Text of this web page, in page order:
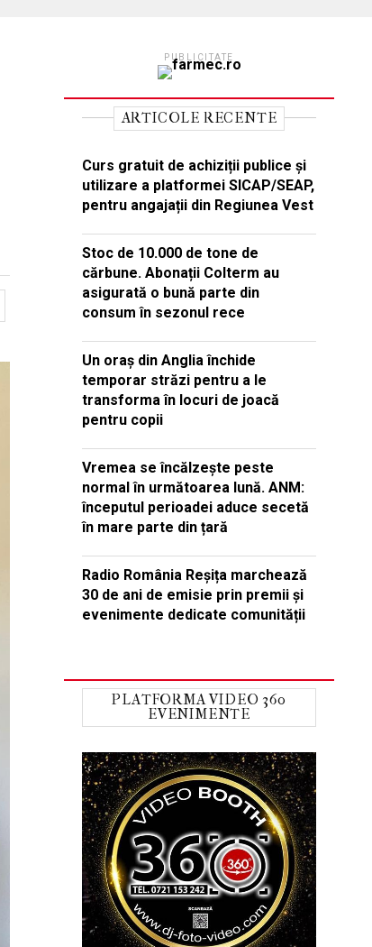
PUBLICITATE
ARTICOLE RECENTE
Curs gratuit de achiziții publice și
utilizare a platformei SICAP/SEAP,
pentru angajații din Regiunea Vest
Stoc de 10.000 de tone de
cărbune. Abonații Colterm au
asigurată o bună parte din
consum în sezonul rece
Un oraș din Anglia închide
temporar străzi pentru a le
transforma în locuri de joacă
pentru copii
Vremea se încălzește peste
normal în următoarea lună. ANM:
începutul perioadei aduce secetă
în mare parte din țară
Radio România Reșița marchează
30 de ani de emisie prin premii și
evenimente dedicate comunității
PLATFORMA VIDEO 360
EVENIMENTE